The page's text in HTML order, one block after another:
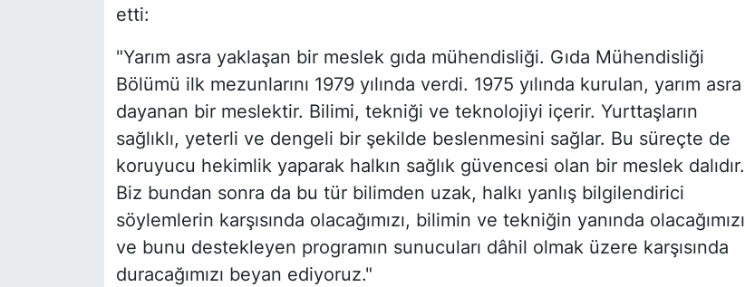
etti:
"Yarım asra yaklaşan bir meslek gıda mühendisliği. Gıda Mühendisliği
Bölümü ilk mezunlarını 1979 yılında verdi. 1975 yılında kurulan, yarım asra
dayanan bir meslektir. Bilimi, tekniği ve teknolojiyi içerir. Yurttaşların
sağlıklı, yeterli ve dengeli bir şekilde beslenmesini sağlar. Bu süreçte de
koruyucu hekimlik yaparak halkın sağlık güvencesi olan bir meslek dalıdır.
Biz bundan sonra da bu tür bilimden uzak, halkı yanlış bilgilendirici
söylemlerin karşısında olacağımızı, bilimin ve tekniğin yanında olacağımızı
ve bunu destekleyen programın sunucuları dâhil olmak üzere karşısında
duracağımızı beyan ediyoruz."